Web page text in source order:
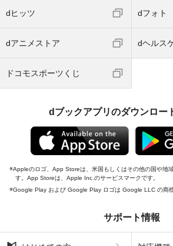
dヒッツ dフォト
dアニメストア dヘルス
ドコモスポーツくじ
dブックアプリのダウンロー
Appleのロゴ、App Storeは、米国もしくはその他の国や地
す。App Storeは、Apple Inc.のサービスマークです。
Google Play および Google Play ロゴは Google LLC の商標
サポート情報